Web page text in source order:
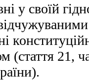
у своїй
(стаття 21,